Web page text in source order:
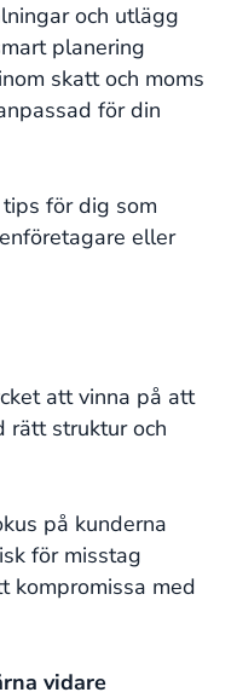
och utlägg
planering
skatt och moms
för din
för dig som
eller
att vinna på att
rätt struktur och
på kunderna
för misstag
kompromissa med
vidare